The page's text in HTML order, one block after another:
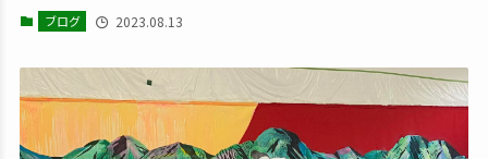
ブログ 2023.08.13